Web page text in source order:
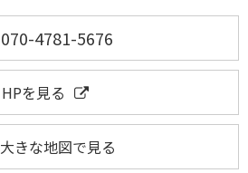
070-4781-5676
HPを見る
大きな地図で見る